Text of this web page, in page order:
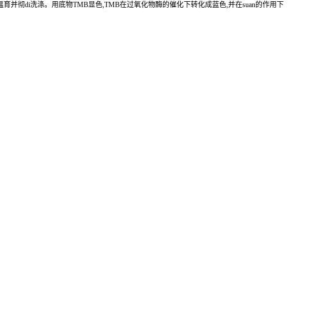
育并彻di洗涤。用底物TMB显色,TMB在过氧化物酶的催化下转化成蓝色,并在suan的作用下